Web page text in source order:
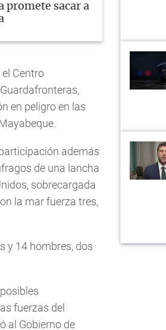
promete sacar a
Centro
en peligro en las
además
de una lancha
sobrecargada
la mar fuerza tres,
y 14 hombres, dos
fuerzas del
al Gobierno de